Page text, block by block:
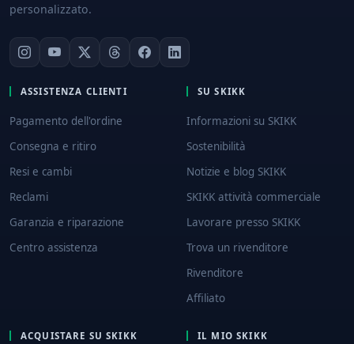
personalizzato.
ASSISTENZA CLIENTI
Pagamento dell'ordine
Consegna e ritiro
Resi e cambi
Reclami
Garanzia e riparazione
Centro assistenza
SU SKIKK
Informazioni su SKIKK
Sostenibilità
Notizie e blog SKIKK
SKIKK attività commerciale
Lavorare presso SKIKK
Trova un rivenditore
Rivenditore
Affiliato
ACQUISTARE SU SKIKK IL MIO SKIKK